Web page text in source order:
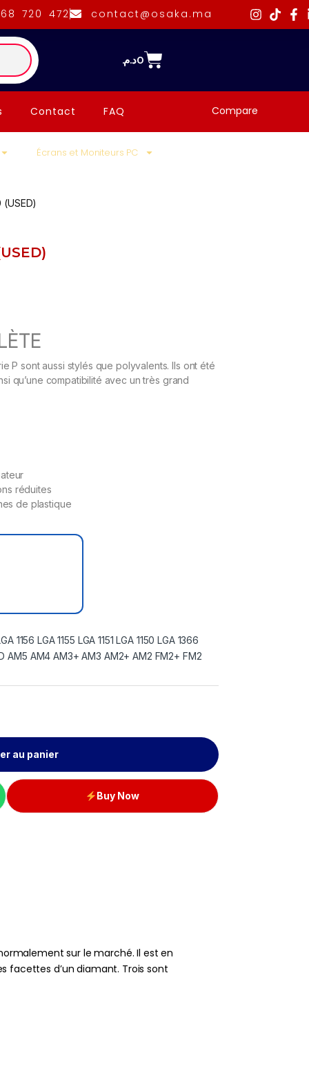
720 472 contact@osaka.ma
0د.م.
Contact FAQ Compare
Écrans et Moniteurs PC
(USED)
P sont aussi stylés que polyvalents. Ils ont été
qu’une compatibilité avec un très grand
réduites
de plastique
1156 LGA 1155 LGA 1151 LGA 1150 LGA 1366
AM5 AM4 AM3+ AM3 AM2+ AM2 FM2+ FM2
au panier
Buy Now
sur le marché. Il est en
facettes d’un diamant. Trois sont